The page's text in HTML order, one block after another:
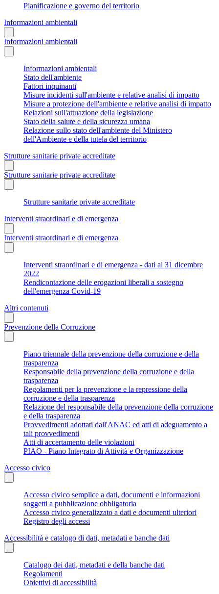
Pianificazione e governo del territorio
Informazioni ambientali
Informazioni ambientali
Informazioni ambientali
Stato dell'ambiente
Fattori inquinanti
Misure incidenti sull'ambiente e relative analisi di impatto
Misure a protezione dell'ambiente e relative analisi di impatto
Relazioni sull'attuazione della legislazione
Stato della salute e della sicurezza umana
Relazione sullo stato dell'ambiente del Ministero
dell'Ambiente e della tutela del territorio
Strutture sanitarie private accreditate
Strutture sanitarie private accreditate
Strutture sanitarie private accreditate
Interventi straordinari e di emergenza
Interventi straordinari e di emergenza
Interventi straordinari e di emergenza - dati al 31 dicembre
2022
Rendicontazione delle erogazioni liberali a sostegno
dell'emergenza Covid-19
Altri contenuti
Prevenzione della Corruzione
Piano triennale della prevenzione della corruzione e della
trasparenza
Responsabile della prevenzione della corruzione e della
trasparenza
Regolamenti per la prevenzione e la repressione della
corruzione e della trasparenza
Relazione del responsabile della prevenzione della corruzione
e della trasparenza
Provvedimenti adottati dall'ANAC ed atti di adeguamento a
tali provvedimenti
Atti di accertamento delle violazioni
PIAO - Piano Integrato di Attività e Organizzazione
Accesso civico
Accesso civico semplice a dati, documenti e informazioni
soggetti a pubblicazione obbligatoria
Accesso civico generalizzato a dati e documenti ulteriori
Registro degli accessi
Accessibilità e catalogo di dati, metadati e banche dati
Catalogo dei dati, metadati e della banche dati
Regolamenti
Obiettivi di accessibilità